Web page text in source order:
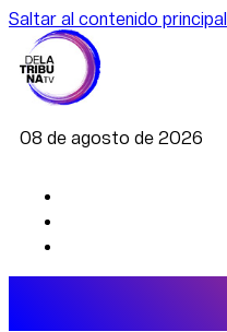
Saltar al contenido principal
08 de agosto de 2026